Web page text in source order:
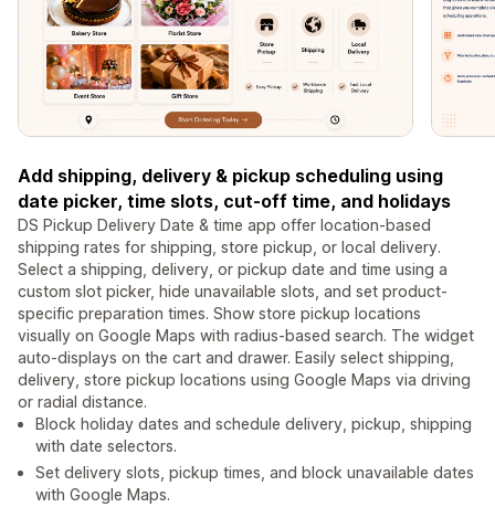
Add shipping, delivery & pickup scheduling using
date picker, time slots, cut-off time, and holidays
DS Pickup Delivery Date & time app offer location-based
shipping rates for shipping, store pickup, or local delivery.
Select a shipping, delivery, or pickup date and time using a
custom slot picker, hide unavailable slots, and set product-
specific preparation times. Show store pickup locations
visually on Google Maps with radius-based search. The widget
auto-displays on the cart and drawer. Easily select shipping,
delivery, store pickup locations using Google Maps via driving
or radial distance.
Block holiday dates and schedule delivery, pickup, shipping
with date selectors.
Set delivery slots, pickup times, and block unavailable dates
with Google Maps.